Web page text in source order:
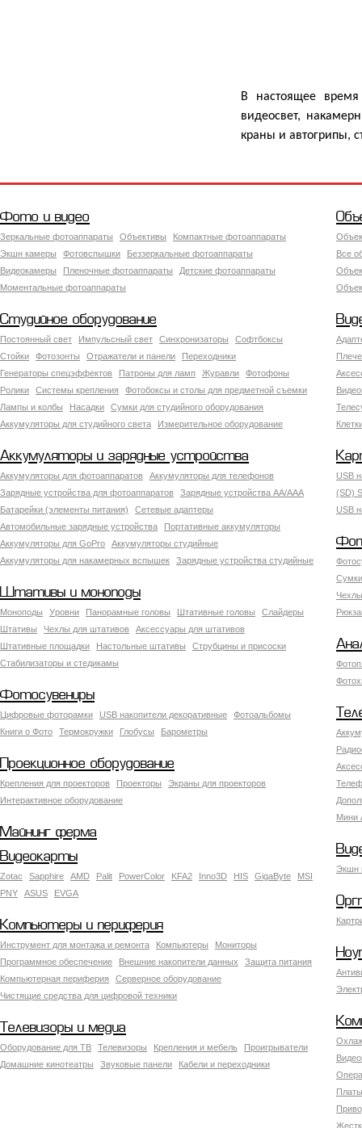
В настоящее время
видеосвет,
краны и автогрипы,
Фото и видео
Зеркальные фотоаппараты Объективы
Компактные фотоаппараты
Экшн камеры
Фотовспышки
Беззеркальные фотоаппараты
Видеокамеры
Пленочные фотоаппараты
Детские фотоаппараты
Моментальные фотоаппараты
Все
Студийное оборудование
Постоянный свет Импульсный свет Синхронизаторы
Софтбоксы
Стойки
Фотозонты Отражатели и панели
Переходники
Генераторы спецэффектов
Патроны для ламп Журавли
Фотофоны
Ролики
Системы крепления
Фотобоксы и столы для предметной съемки
Лампы и колбы
Насадки
Сумки для студийного оборудования
Аккумуляторы для студийного света
Измерительное оборудование
Аккумуляторы и зарядные устройства
Аккумуляторы для фотоаппаратов
Аккумуляторы для телефонов
Зарядные устройства для фотоаппаратов
Зарядные устройства AA/AAA
Батарейки (элементы питания)
Сетевые адаптеры
Автомобильные зарядные устройства
Портативные аккумуляторы
Аккумуляторы для GoPro
Аккумуляторы студийные
Аккумуляторы для накамерных вспышек
Зарядные устройства студийные
USB
(SD)
USB
Штативы и моноподы
Моноподы Уровни Панорамные головы Штативные головы
Слайдеры
Штативы
Чехлы для штативов
Аксессуары для штативов
Штативные площадки
Настольные штативы
Струбцины и присоски
Стабилизаторы и стедикамы
Фотосувениры
Цифровые фоторамки USB накопители декоративные
Фотоальбомы
Книги о Фото
Термокружки Глобусы Барометры
Мини
Проекционное оборудование
Крепления для проекторов Проекторы
Экраны для проекторов
Интерактивное оборудование
Майнинг ферма
Экшн
Видеокарты
Zotac Sapphire AMD Palit PowerColor KFA2 Inno3D HIS GigaByte
MSI
PNY
ASUS EVGA
Компьютеры и периферия
Инструмент для монтажа и ремонта Компьютеры
Мониторы
Программное обеспечение
Внешние накопители данных
Защита питания
Компьютерная периферия
Серверное оборудование
Чистящие средства для цифровой техники
Телевизоры и медиа
Оборудование для ТВ Телевизоры Крепления и мебель
Проигрыватели
Домашние кинотеатры
Звуковые панели Кабели и переходники